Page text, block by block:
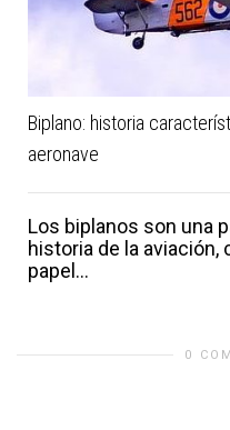
Biplano: historia
aeronave
Los biplanos son una
historia de la aviación,
papel...
0